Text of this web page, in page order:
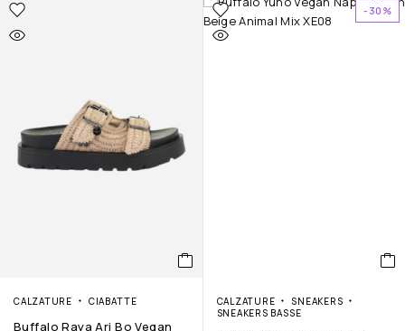
CALZATURE CIABATTE
Buffalo Raya Ari Bo Vegan
-30%
CALZATURE
SNEAKERS
SNEAKERS BASSE